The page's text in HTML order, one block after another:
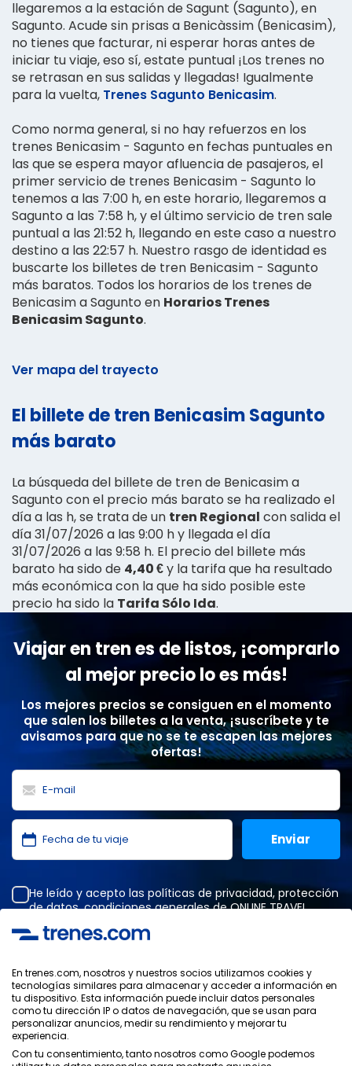
llegaremos a la estación de Sagunt (Sagunto), en
Sagunto. Acude sin prisas a Benicàssim (Benicasim),
no tienes que facturar, ni esperar horas antes de
iniciar tu viaje, eso sí, estate puntual ¡Los trenes no
se retrasan en sus salidas y llegadas! Igualmente
para la vuelta, Trenes Sagunto Benicasim.
Como norma general, si no hay refuerzos en los
trenes Benicasim - Sagunto en fechas puntuales en
las que se espera mayor afluencia de pasajeros, el
primer servicio de trenes Benicasim - Sagunto lo
tenemos a las 7:00 h, en este horario, llegaremos a
Sagunto a las 7:58 h, y el último servicio de tren sale
puntual a las 21:52 h, llegando en este caso a nuestro
destino a las 22:57 h. Nuestro rasgo de identidad es
buscarte los billetes de tren Benicasim - Sagunto
más baratos. Todos los horarios de los trenes de
Benicasim a Sagunto en Horarios Trenes
Benicasim Sagunto.
Ver mapa del trayecto
El billete de tren Benicasim Sagunto
más barato
La búsqueda del billete de tren de Benicasim a
Sagunto con el precio más barato se ha realizado el
día a las h, se trata de un tren Regional con salida el
día 31/07/2026 a las 9:00 h y llegada el día
31/07/2026 a las 9:58 h. El precio del billete más
barato ha sido de 4,40 €y la tarifa que ha resultado
más económica con la que ha sido posible este
precio ha sido la Tarifa Sólo Ida.
Viajar en tren es de listos, ¡comprarlo
al mejor precio lo es más!
Los mejores precios se consiguen en el momento
que salen los billetes a la venta, ¡suscríbete y te
avisamos para que no se te escapen las mejores
ofertas!
He leído y acepto las políticas de privacidad, protección
de datos,condiciones generalesde ONLINE TRAVEL
Política de Privacidad
Condiciones Generales
Política de Cookies
Aviso Legal
En trenes.com, nosotros y nuestros socios utilizamos cookies y
tecnologías similares para almacenar y acceder a información en
tu dispositivo. Esta información puede incluir datos personales
como tu dirección IP o datos de navegación, que se usan para
personalizar anuncios, medir su rendimiento y mejorar tu
experiencia.
Con tu consentimiento, tanto nosotros como Google podemos